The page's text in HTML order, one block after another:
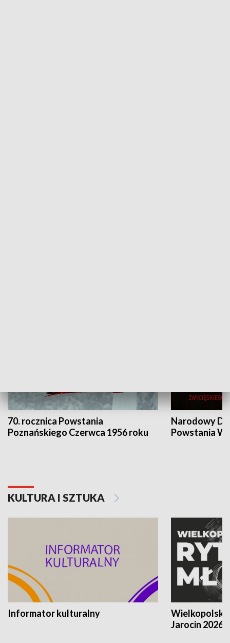
70. rocznica Powstania
Poznańskiego Czerwca 1956 roku
Narodowy
Powstania
KULTURA I SZTUKA
Informator kulturalny
Jarocin 2026